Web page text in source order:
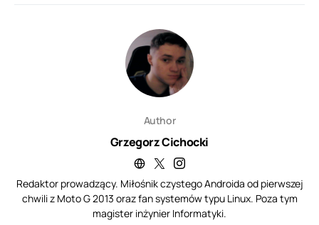
Author
Grzegorz Cichocki
Redaktor prowadzący. Miłośnik czystego Androida od pierwszej
chwili z Moto G 2013 oraz fan systemów typu Linux. Poza tym
magister inżynier Informatyki.